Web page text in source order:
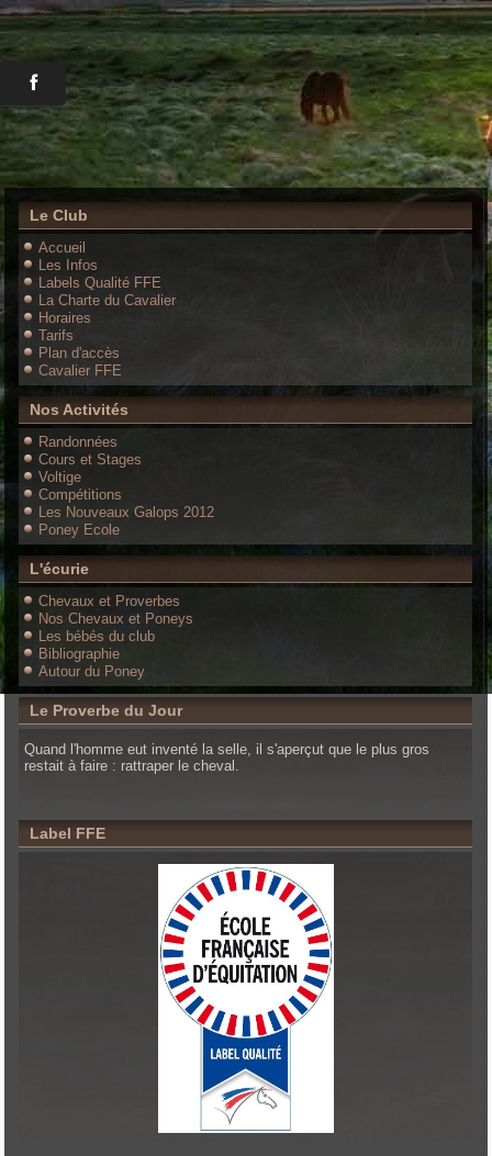
Le Club
Accueil
Les Infos
Labels Qualité FFE
La Charte du Cavalier
Horaires
Tarifs
Plan d'accès
Cavalier FFE
Nos Activités
Randonnées
Cours et Stages
Voltige
Compétitions
Les Nouveaux Galops 2012
Poney Ecole
L'écurie
Chevaux et Proverbes
Nos Chevaux et Poneys
Les bébés du club
Bibliographie
Autour du Poney
Le Proverbe du Jour
Quand l'homme eut inventé la selle, il s'aperçut que le plus gros
restait à faire : rattraper le cheval.
Label FFE